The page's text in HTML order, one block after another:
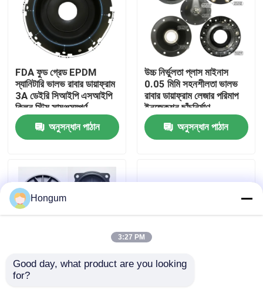
আমাদের সম্বন্ধে
কারখানা পরিদর্শন
গুণমান নিয়ন্ত্রণ
খবর
মামলা
একটি উদ্ধৃতি অনুরোধ করুন
FDA ফুড গ্রেড EPDM
স্যানিটারি ভালভ রাবার ডায়াফ্রাম
3A ডেইরি সিআইপি এসআইপি
ক্লিন স্টিম সামঞ্জস্যপূর্ণ
অনুসন্ধান পাঠান
উচ্চ নির্ভুলতা প্লাস মাইনাস
0.05 মিমি সহনশীলতা ভালভ
রাবার ডায়াফ্রাম লেজার পরিমাপ
ইনজেকশন ছাঁচনির্মাণ
অনুসন্ধান পাঠান
কম MOQ 10 পিস
Hongum
3:27 PM
Good day, what product are you looking
for?